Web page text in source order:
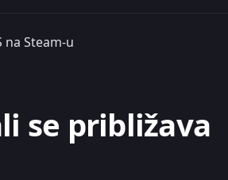
Steam-u
se približava